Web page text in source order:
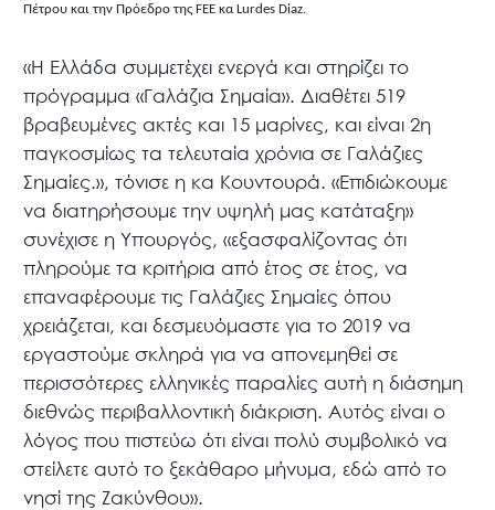
Πέτρου και την Πρόεδρο της FEE κα Lurdes Diaz.
«Η Ελλάδα συμμετέχει ενεργά και στηρίζει το
πρόγραμμα «Γαλάζια Σημαία». Διαθέτει 519
βραβευμένες ακτές και 15 μαρίνες, και είναι 2η
παγκοσμίως τα τελευταία χρόνια σε Γαλάζιες
Σημαίες.», τόνισε η κα Κουντουρά. «Επιδιώκουμε
να διατηρήσουμε την υψηλή μας κατάταξη»
συνέχισε η Υπουργός, «εξασφαλίζοντας ότι
πληρούμε τα κριτήρια από έτος σε έτος, να
επαναφέρουμε τις Γαλάζιες Σημαίες όπου
χρειάζεται, και δεσμευόμαστε για το 2019 να
εργαστούμε σκληρά για να απονεμηθεί σε
περισσότερες ελληνικές παραλίες αυτή η διάσημη
διεθνώς περιβαλλοντική διάκριση. Αυτός είναι ο
λόγος που πιστεύω ότι είναι πολύ συμβολικό να
στείλετε αυτό το ξεκάθαρο μήνυμα, εδώ από το
νησί της Ζακύνθου».